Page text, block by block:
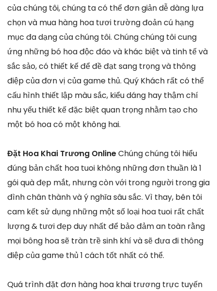
của chúng tôi, chúng ta có thể đơn giản dễ dàng lựa
chọn và mua hàng hoa tươi trường đoản cú hạng
mục đa dạng của chúng tôi. Chúng chúng tôi cung
ứng những bó hoa độc đáo và khác biệt và tinh tế và
sắc sảo, có thiết kế để đề đạt sang trọng và thông
điệp của đơn vị của game thủ. Quý Khách rất có thể
cấu hình thiết lập màu sắc, kiểu dáng hay thậm chí
nhu yếu thiết kế đặc biệt quan trọng nhằm tạo cho
một bó hoa có một không hai.
Đặt Hoa Khai Trương OnlineChúng chúng tôi hiểu
đúng bản chất hoa tuoi không những đơn thuần là 1
gói quà đẹp mắt, nhưng còn với trong người trong gia
đình chân thành và ý nghĩa sâu sắc. Vì thay, bên tôi
cam kết sử dụng những một số loại hoa tuoi rất chất
lượng & tươi đẹp duy nhất để bảo đảm an toàn rằng
mọi bông hoa sẽ tràn trề sinh khí và sẽ đưa đi thông
điệp của game thủ 1 cách tốt nhất có thể.
Quá trình đặt đơn hàng hoa khai trương trực tuyến